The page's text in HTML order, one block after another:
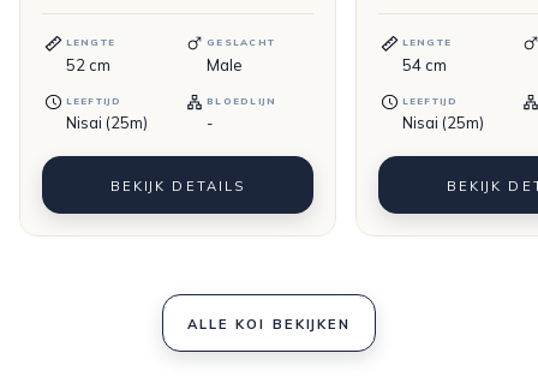
LENGTE
52 cm
GESLACHT
Male
LEEFTIJD
Nisai (25m)
BLOEDLIJN
-
BEKIJK DETAILS
LENGTE
54cm
LEEFTIJD
Nisai (25m)
BEKIJK
ALLE KOI BEKIJKEN